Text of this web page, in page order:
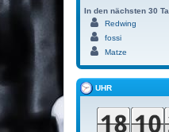
In den nächsten 30
Redwing
fossi
Matze
UHR